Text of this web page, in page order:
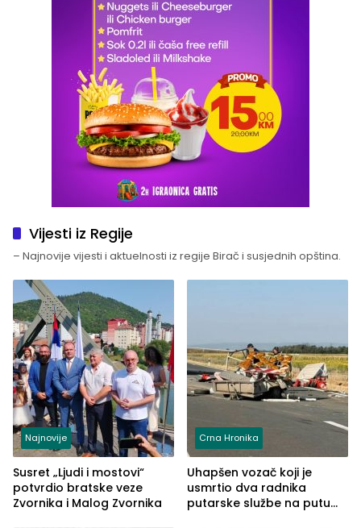
Vijesti iz Regije
– Najnovije vijesti i aktuelnosti iz regije Birač i susjednih opština.
Najnovije
Susret „Ljudi i mostovi“
potvrdio bratske veze
Zvornika i Malog Zvornika
Crna Hronika
Uhapšen vozač koji je
usmrtio dva radnika
putarske službe na putu